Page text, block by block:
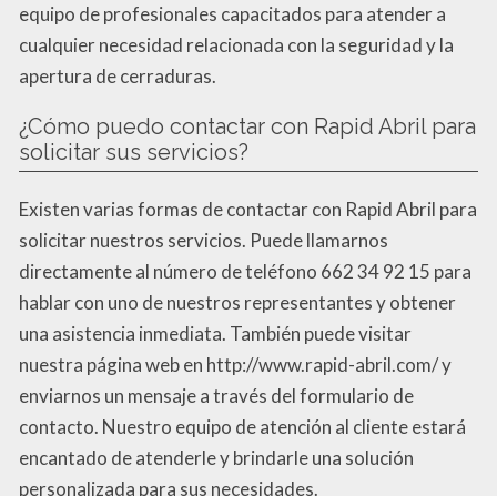
equipo de profesionales capacitados para atender a
cualquier necesidad relacionada con la seguridad y la
apertura de cerraduras.
¿Cómo puedo contactar con Rapid Abril para
solicitar sus servicios?
Existen varias formas de contactar con Rapid Abril para
solicitar nuestros servicios. Puede llamarnos
directamente al número de teléfono 662 34 92 15 para
hablar con uno de nuestros representantes y obtener
una asistencia inmediata. También puede visitar
nuestra página web en http://www.rapid-abril.com/ y
enviarnos un mensaje a través del formulario de
contacto. Nuestro equipo de atención al cliente estará
encantado de atenderle y brindarle una solución
personalizada para sus necesidades.